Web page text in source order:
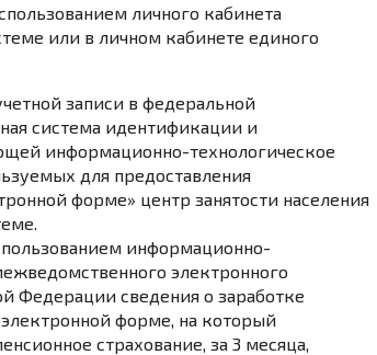
личного кабинета
или в личном кабинете единого
записи в федеральной
система идентификации и
информационно-технологическое
для предоставления
форме» центр занятости населения
информационно-
электронного
Федерации сведения о заработке
форме, на который
страхование, за 3 месяца,